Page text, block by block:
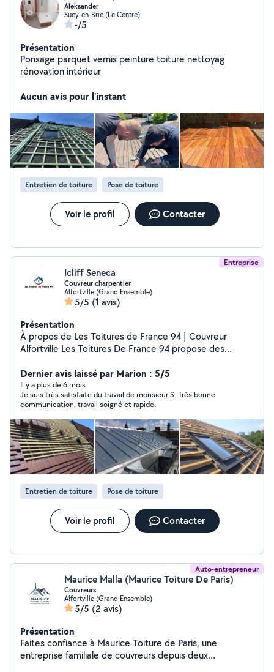
Aleksander
Sucy-en-Brie (Le Centre)
-/5
Présentation
Ponsage parquet vernis peinture toiture nettoyag
rénovation intérieur
Aucun avis pour l'instant
Entretien de toiture Pose de toiture
Voir le profil Contacter
Entreprise
Icliff Seneca
Couvreur charpentier
Alfortville (Grand Ensemble)
5/5 (1 avis)
Présentation
À propos de Les Toitures de France 94 | Couvreur
Alfortville Les Toitures De France 94 propose des
entreprises. Notre équipe expérimentée s'engage à
fournir des solutions durables et esthétiques, adaptées
aux besoins spécifiques de chaque client. Nous utilisons
des matériaux de premier choix pour garantir la
longévité et la résistance de nos réalisations. Que ce
soit pour une installation, une rénovation ou un
entretien, nous offrons un accompagnement
personnalisé tout au long du projet. Faites confiance à
notre expertise pour protéger et embellir vos bâtiments
avec soin et professionnalisme. devis et déplacement
gratuit
Dernier avis laissé par Marion : 5/5
Il y a plus de 6 mois
Je suis très satisfaite du travail de monsieur S. Très bonne
communication, travail soigné et rapide.
Entretien de toiture Pose de toiture
Voir le profil Contacter
Auto-entrepreneur
Maurice Malla (Maurice Toiture De Paris)
Couvreurs
Alfortville (Grand Ensemble)
5/5 (2 avis)
Présentation
Faites confiance à Maurice Toiture de Paris, une
entreprise familiale de couvreurs depuis deux